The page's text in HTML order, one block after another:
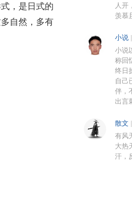
，是日式的
自然，多有
人开
羡慕
小说
小说
称回
终日
自己
伴，
出言
散文
有风
大热
汗，